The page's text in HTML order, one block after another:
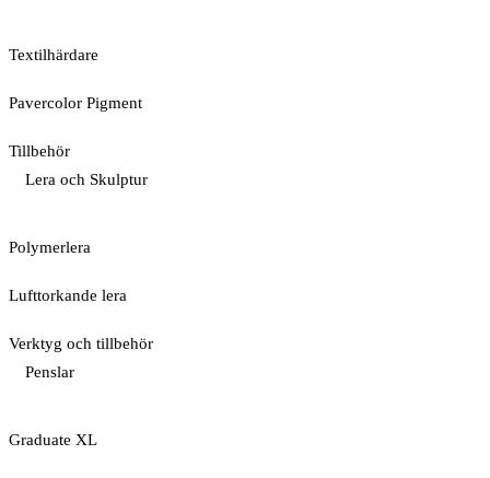
Textilhärdare
Pavercolor Pigment
Tillbehör
Lera och Skulptur
Polymerlera
Lufttorkande lera
Verktyg och tillbehör
Penslar
Graduate XL